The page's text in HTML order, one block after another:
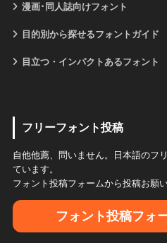
漫画･同人誌向けフォント
目的別から探せるフォントガイド
目立つ・インパクトあるフォント
フリーフォント投稿
自他他薦、問いません。日本語のフ
ています。
フォント投稿フォームから投稿お願い
フォント投稿フォ